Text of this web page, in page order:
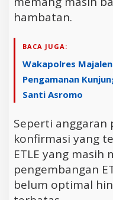
hambatan.
BACA JUGA:
Wakapolres
Pengamanan
Santi Asromo
Seperti
konfirmasi yang
ETLE yang masih
pengembangan
belum optimal